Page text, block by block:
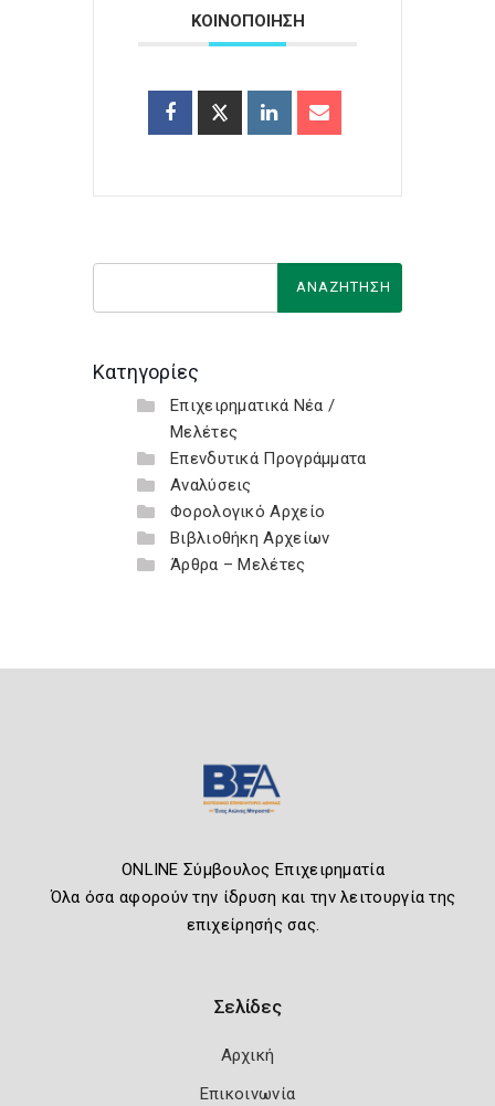
ΚΟΙΝΟΠΟΙΗΣΗ
Κατηγορίες
Επιχειρηματικά Νέα /
Μελέτες
Επενδυτικά Προγράμματα
Αναλύσεις
Φορολογικό Αρχείο
Βιβλιοθήκη Αρχείων
Άρθρα – Μελέτες
ONLINE Σύμβουλος Επιχειρηματία
Όλα όσα αφορούν την ίδρυση και την λειτουργία της
επιχείρησής σας.
Σελίδες
Αρχική
Επικοινωνία